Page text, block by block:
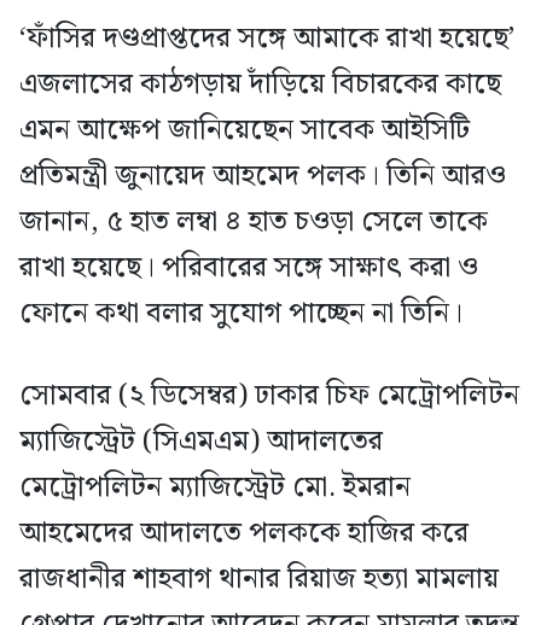
‘ফাঁসির দণ্ডপ্রাপ্তদের সঙ্গে আমাকে রাখা হয়েছে’
এজলাসের কাঠগড়ায় দাঁড়িয়ে বিচারকের কাছে
এমন আক্ষেপ জানিয়েছেন সাবেক আইসিটি
প্রতিমন্ত্রী জুনায়েদ আহমেদ পলক। তিনি আরও
জানান, ৫ হাত লম্বা ৪ হাত চওড়া সেলে তাকে
রাখা হয়েছে। পরিবারের সঙ্গে সাক্ষাৎ করা ও
ফোনে কথা বলার সুযোগ পাচ্ছেন না তিনি।
সোমবার (২ ডিসেম্বর) ঢাকার চিফ মেট্রোপলিটন
ম্যাজিস্ট্রেট (সিএমএম) আদালতের
মেট্রোপলিটন ম্যাজিস্ট্রেট মো. ইমরান
আহমেদের আদালতে পলককে হাজির করে
রাজধানীর শাহবাগ থানার রিয়াজ হত্যা মামলায়